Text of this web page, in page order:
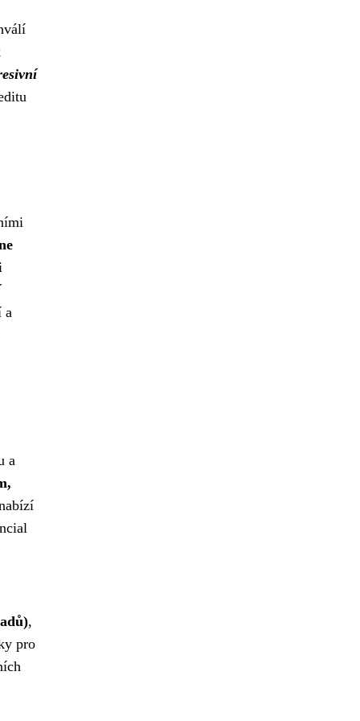
a
a
,
pro